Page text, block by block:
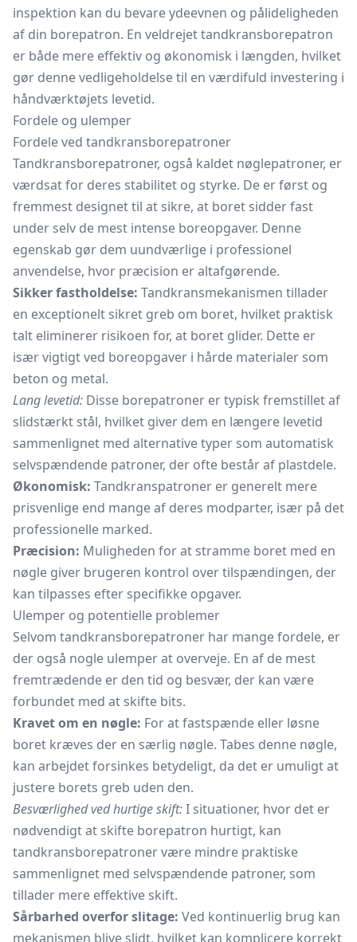
inspektion kan du bevare ydeevnen og pålideligheden
af din borepatron. En veldrejet tandkransborepatron
er både mere effektiv og økonomisk i længden, hvilket
gør denne vedligeholdelse til en værdifuld investering i
håndværktøjets levetid.
Fordele og ulemper
Fordele ved tandkransborepatroner
Tandkransborepatroner, også kaldet nøglepatroner, er
værdsat for deres stabilitet og styrke. De er først og
fremmest designet til at sikre, at boret sidder fast
under selv de mest intense boreopgaver. Denne
egenskab gør dem uundværlige i professionel
anvendelse, hvor præcision er altafgørende.
Sikker fastholdelse: Tandkransmekanismen tillader
en exceptionelt sikret greb om boret, hvilket praktisk
talt eliminerer risikoen for, at boret glider. Dette er
især vigtigt ved boreopgaver i hårde materialer som
beton og metal.
Lang levetid: Disse borepatroner er typisk fremstillet af
slidstærkt stål, hvilket giver dem en længere levetid
sammenlignet med alternative typer som automatisk
selvspændende patroner, der ofte består af plastdele.
Økonomisk: Tandkranspatroner er generelt mere
prisvenlige end mange af deres modparter, især på det
professionelle marked.
Præcision: Muligheden for at stramme boret med en
nøgle giver brugeren kontrol over tilspændingen, der
kan tilpasses efter specifikke opgaver.
Ulemper og potentielle problemer
Selvom tandkransborepatroner har mange fordele, er
der også nogle ulemper at overveje. En af de mest
fremtrædende er den tid og besvær, der kan være
forbundet med at skifte bits.
Kravet om en nøgle: For at fastspænde eller løsne
boret kræves der en særlig nøgle. Tabes denne nøgle,
kan arbejdet forsinkes betydeligt, da det er umuligt at
justere borets greb uden den.
Besværlighed ved hurtige skift:I situationer, hvor det er
nødvendigt at skifte borepatron hurtigt, kan
tandkransborepatroner være mindre praktiske
sammenlignet med selvspændende patroner, som
tillader mere effektive skift.
Sårbarhed overfor slitage: Ved kontinuerlig brug kan
mekanismen blive slidt, hvilket kan komplicere korrekt